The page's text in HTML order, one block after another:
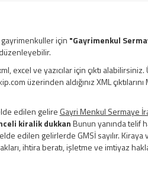
için "Gayrimenkul
ve yazıcılar için çıktı alabilirsiniz.
üzerinden aldığınız XML çıktılarını
edilen gelire Gayri Menkul Sermaye
kiralik dukkanBunun yanında telif
edilen gelirlerde GMSİ sayılır. Kiraya
ihtira beratı, işletme ve imtiyaz